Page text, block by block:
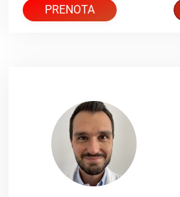
PRENOTA